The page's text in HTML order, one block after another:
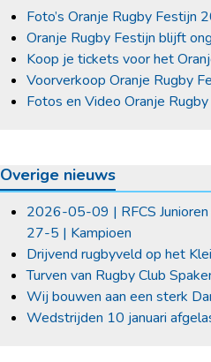
Foto’s Oranje Rugby Festijn
Oranje Rugby Festijn blijft
Koop je tickets voor het
Voorverkoop Oranje Rugby
Fotos en Video Oranje
Overige nieuws
2026-05-09 | RFCS
27-5 | Kampioen
Drijvend rugbyveld op het
Turven van Rugby Club
Wij bouwen aan een sterk
Wedstrijden 10 januari